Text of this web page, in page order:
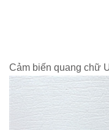
Cảm biến quang chữ